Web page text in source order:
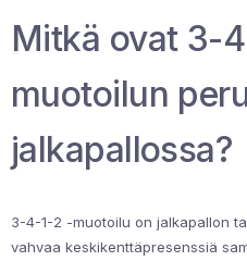
Mitkä ovat 3-
muotoilun
jalkapallossa?
3-4-1-2 -muotoilu on jalkapallon
vahvaa keskikenttäpresenssiä